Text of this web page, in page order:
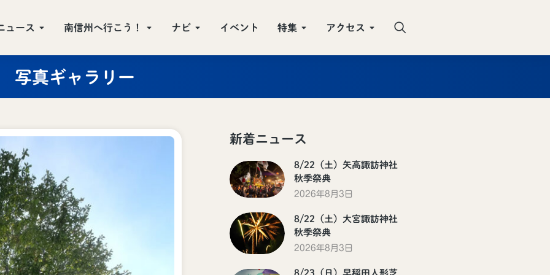
ュース 南信州へ行こう！ ナビ イベント 特集 アクセス
写真ギャラリー
新着ニュース
8/22（土）矢高諏訪神社
秋季祭典
2026年8月3日
8/22（土）大宮諏訪神社
秋季祭典
2026年8月3日
8/23（日）早稲田人形芝